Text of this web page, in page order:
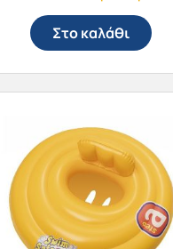
Στο καλάθι